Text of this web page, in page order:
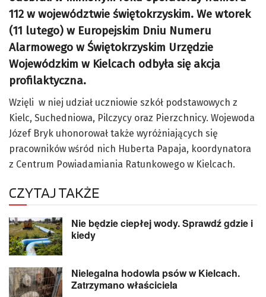
112 w województwie świętokrzyskim. We wtorek
(11 lutego) w Europejskim Dniu Numeru
Alarmowego w Świętokrzyskim Urzędzie
Wojewódzkim w Kielcach odbyła się akcja
profilaktyczna.
Wzięli w niej udział uczniowie szkół podstawowych z
Kielc, Suchedniowa, Pilczycy oraz Pierzchnicy. Wojewoda
Józef Bryk uhonorował także wyróżniających się
pracowników wśród nich Huberta Papaja, koordynatora
z Centrum Powiadamiania Ratunkowego w Kielcach.
CZYTAJ TAKŻE
Nie będzie ciepłej wody. Sprawdź gdzie i
kiedy
Nielegalna hodowla psów w Kielcach.
Zatrzymano właściciela